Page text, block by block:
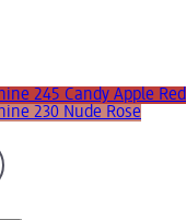
245 Candy Apple Red
230 Nude Rose